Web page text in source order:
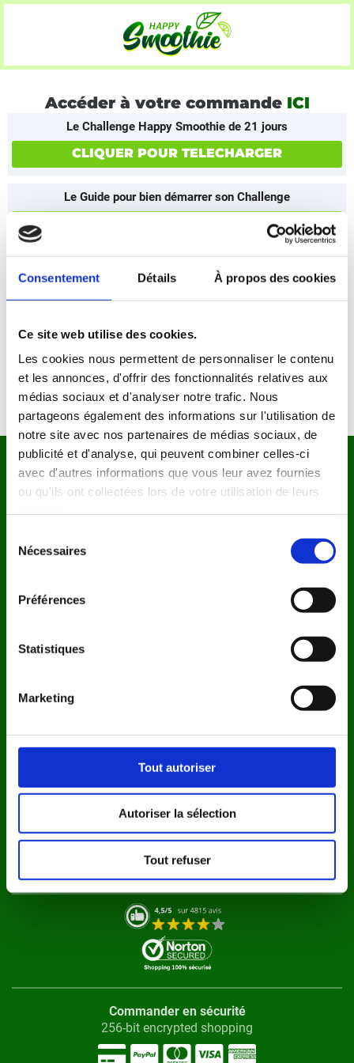
Consentement Détails À propos des cookies
Ce site web utilise des cookies.
Les cookies nous permettent de personnaliser le contenu
et les annonces, d'offrir des fonctionnalités relatives aux
médias sociaux et d'analyser notre trafic. Nous
partageons également des informations sur l'utilisation de
notre site avec nos partenaires de médias sociaux, de
publicité et d'analyse, qui peuvent combiner celles-ci
avec d'autres informations que vous leur avez fournies
ou qu'ils ont collectées lors de votre utilisation de leurs
Nécessaires
Préférences
Statistiques
Marketing
Tout autoriser
Autoriser la sélection
Tout refuser
Accéder à votre commande ICI
Le Challenge Happy Smoothie de 21 jours
CLIQUER POUR TELECHARGER
Le Guide pour bien démarrer son Challenge
CLIQUER POUR TELECHARGER
*
Si cliquer sur les liens de téléchargement ci-
dessus vous ramène à la page d'accueil au lieu des fichiers,
vous devez vider votre cache et vos cookies et recharger la
assurez-vous de les télécharger sur votre appareil. Pour
sur iBooks. Si vous rencontrez des problèmes de
téléchargement ou si vous avez des questions concernant votre
achat, veuillezcontacter l'assistance
Nos Réseaux Sociaux
CGV
Politique de confidentialité
Politique de remboursement
Politique d'expédition
Devenir affilié
Disponible du Lundi au Vendredi : 10h - 17h
Où est mon colis ?
Avis
Commander en sécurité
256-bit encrypted shopping